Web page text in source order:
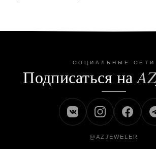
СОЦИАЛЬНЫЕ СЕТИ
Подписаться на
@AZJEWELER